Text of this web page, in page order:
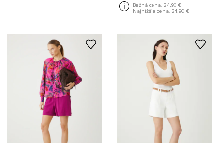
Bežná cena: 24,90 €
Najnižšia cena: 24,90 €